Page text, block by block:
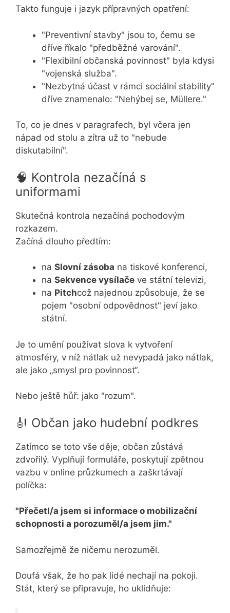
Takto funguje i jazyk přípravných opatření:
"Preventivní stavby" jsou to, čemu se
dříve říkalo "předběžné varování".
"Flexibilní občanská povinnost" byla kdysi
"vojenská služba".
"Nezbytná účast v rámci sociální stability"
dříve znamenalo: "Nehýbej se, Müllere."
To, co je dnes v paragrafech, byl včera jen
nápad od stolu a zítra už to "nebude
diskutabilní".
🧠 Kontrola nezačíná s
uniformami
Skutečná kontrola nezačíná pochodovým
rozkazem.
Začíná dlouho předtím:
na Slovní zásoba na tiskové konferenci,
na Sekvence vysílače ve státní televizi,
na Pitchcož najednou způsobuje, že se
pojem "osobní odpovědnost" jeví jako
státní.
Je to umění používat slova k vytvoření
atmosféry, v níž nátlak už nevypadá jako nátlak,
ale jako „smysl pro povinnost“.
Nebo ještě hůř: jako "rozum".
🎻 Občan jako hudební podkres
Zatímco se toto vše děje, občan zůstává
zdvořilý. Vyplňují formuláře, poskytují zpětnou
vazbu v online průzkumech a zaškrtávají
políčka:
"Přečetl/a jsem si informace o mobilizační
schopnosti a porozuměl/a jsem jim."
Samozřejmě že ničemu nerozuměl.
Doufá však, že ho pak lidé nechají na pokoji.
Stát, který se připravuje, ho uklidňuje: